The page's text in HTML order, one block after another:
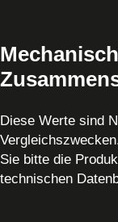
Diese Werte sind
Sie bitte die
technischen